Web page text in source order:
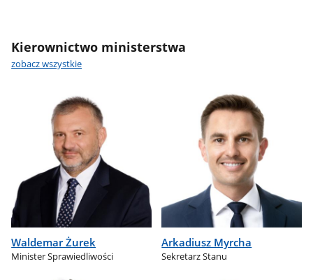
Kierownictwo ministerstwa
zobacz wszystkie
Waldemar Żurek
Minister Sprawiedliwości
Arkadiusz Myrcha
Sekretarz Stanu